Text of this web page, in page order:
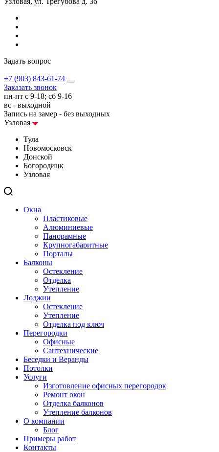
Задать вопрос
+7 (903) 843-61-74
Заказать звонок
пн-пт с 9-18; сб 9-16
вс - выходной
Запись на замер - без выходных
Узловая
Тула
Новомосковск
Донской
Богородицк
Узловая
Окна
Пластиковые
Алюминиевые
Панорамные
Крупногабаритные
Порталы
Балконы
Остекление
Отделка
Утепление
Лоджии
Остекление
Утепление
Отделка под ключ
Перегородки
Офисные
Сантехнические
Беседки и Веранды
Потолки
Услуги
Изготовление офисных перегородок
Ремонт окон
Отделка балконов
Утепление балконов
О компании
Блог
Примеры работ
Контакты